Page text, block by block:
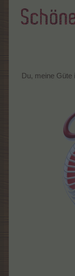
Du, meine